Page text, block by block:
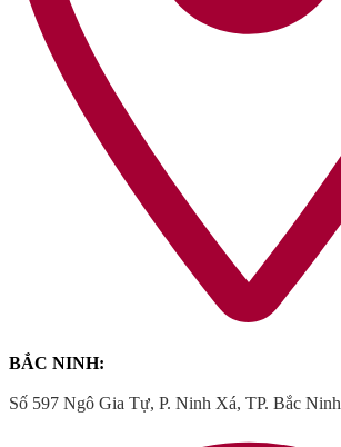
BẮC NINH:
Số 597 Ngô Gia Tự, P. Ninh Xá, TP. Bắc Ninh